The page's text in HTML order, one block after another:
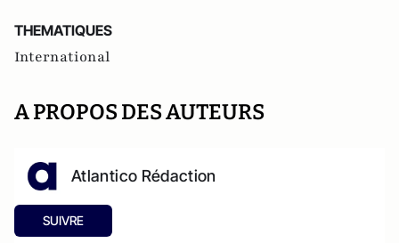
THEMATIQUES
International
A PROPOS DES AUTEURS
Atlantico Rédaction
SUIVRE